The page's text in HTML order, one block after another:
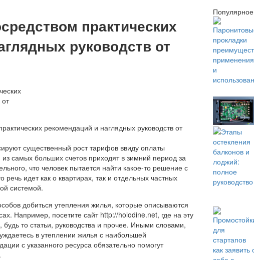
практических
руководств от
существенный рост тарифов ввиду оплаты
самых больших счетов приходят в зимний период за
что человек пытается найти какое-то решение с
идет как о квартирах, так и отдельных частных
системой.
добиться утепления жилья, которые описываются
Например, посетите сайт http://holodine.net, где на эту
то статьи, руководства и прочее. Иными словами,
в утеплении жилья с наибольшей
с указанного ресурса обязательно помогут
Популярное